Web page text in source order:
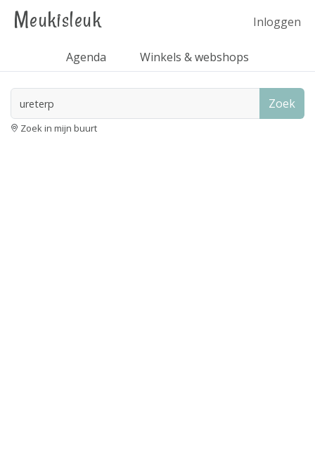
Meukisleuk Inloggen
Agenda Winkels & webshops
Zoek
Zoek in mijn buurt